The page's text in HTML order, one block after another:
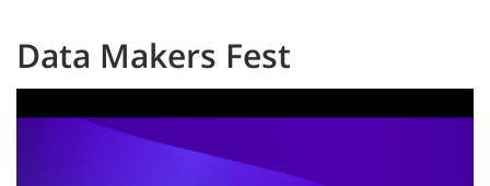
Data Makers Fest